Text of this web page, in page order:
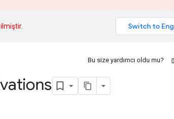
Bu size yardımcı oldu mu?